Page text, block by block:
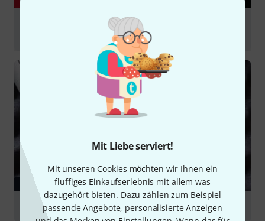
Mit Liebe serviert!
Mit unseren Cookies möchten wir Ihnen ein
fluffiges Einkaufserlebnis mit allem was
dazugehört bieten. Dazu zählen zum Beispiel
passende Angebote, personalisierte Anzeigen
Adding ACOUSTIC PANELS To My Studio | t.akustik
PET Wall Absorber 120
RATGEBER
Studio Akustik